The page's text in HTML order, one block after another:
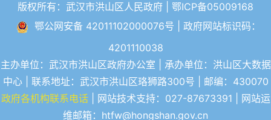
版权所有：武汉市洪山区人民政府 | 鄂ICP备05009168
鄂公网安备 42011102000076号 | 政府网站标识码：
4201110038
主办单位：武汉市洪山区政府办公室 | 承办单位：洪山区大数据
中心 | 联系地址：武汉市洪山区珞狮路300号 | 邮编：430070
政府各机构联系电话| 网站技术支持：027-87673391 | 网站运
维邮箱：htfw@hongshan.gov.cn